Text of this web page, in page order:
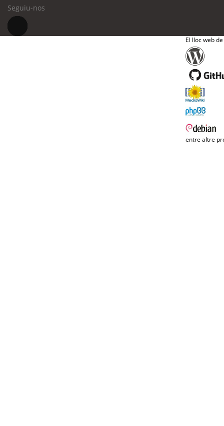
Seguiu-nos
El lloc web
entre altre